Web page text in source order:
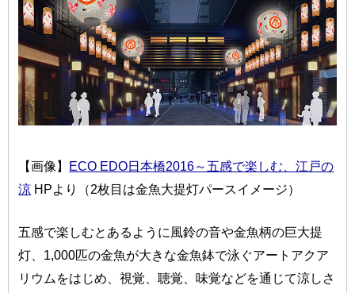
【画像】 ECO EDO日本橋2016～五感で楽しむ、江戸の
涼 HPより（2枚目は金魚大提灯パースイメージ）
五感で楽しむとあるように風鈴の音や金魚柄の巨大提
灯、1,000匹の金魚が大きな金魚鉢で泳ぐアートアクア
リウムをはじめ、視覚、聴覚、味覚などを通じて涼しさ